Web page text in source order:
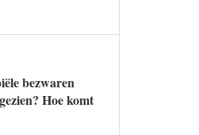
bezwaren
Hoe komt